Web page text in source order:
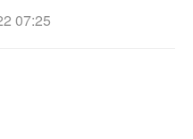
07:25